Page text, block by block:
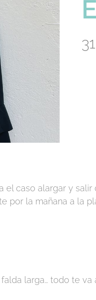
el caso alargar y
por la mañana a la
larga… todo te va